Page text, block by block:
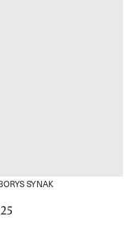
SYNAK